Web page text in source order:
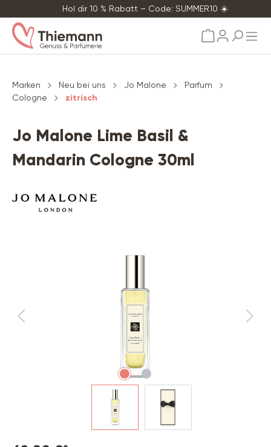
Hol dir 10 % Rabatt – Code: SUMMER10 ☀️
Marken Neu bei uns Jo Malone
Parfum
Cologne
zitrisch
Jo Malone Lime Basil &
Mandarin Cologne 30ml